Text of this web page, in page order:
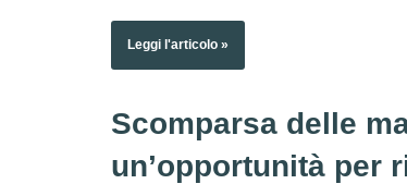
Leggi l'articolo »
Scomparsa delle
un’opportunità per